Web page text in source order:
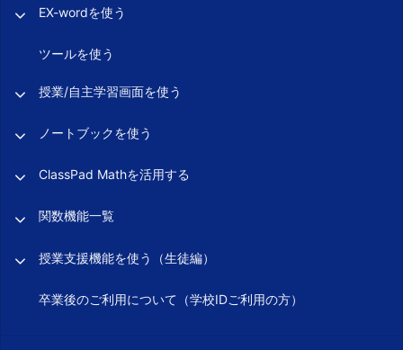
EX-wordを使う
ツールを使う
授業/自主学習画面を使う
ノートブックを使う
ClassPad Mathを活用する
関数機能一覧
授業支援機能を使う（生徒編）
卒業後のご利用について（学校IDご利用の方）